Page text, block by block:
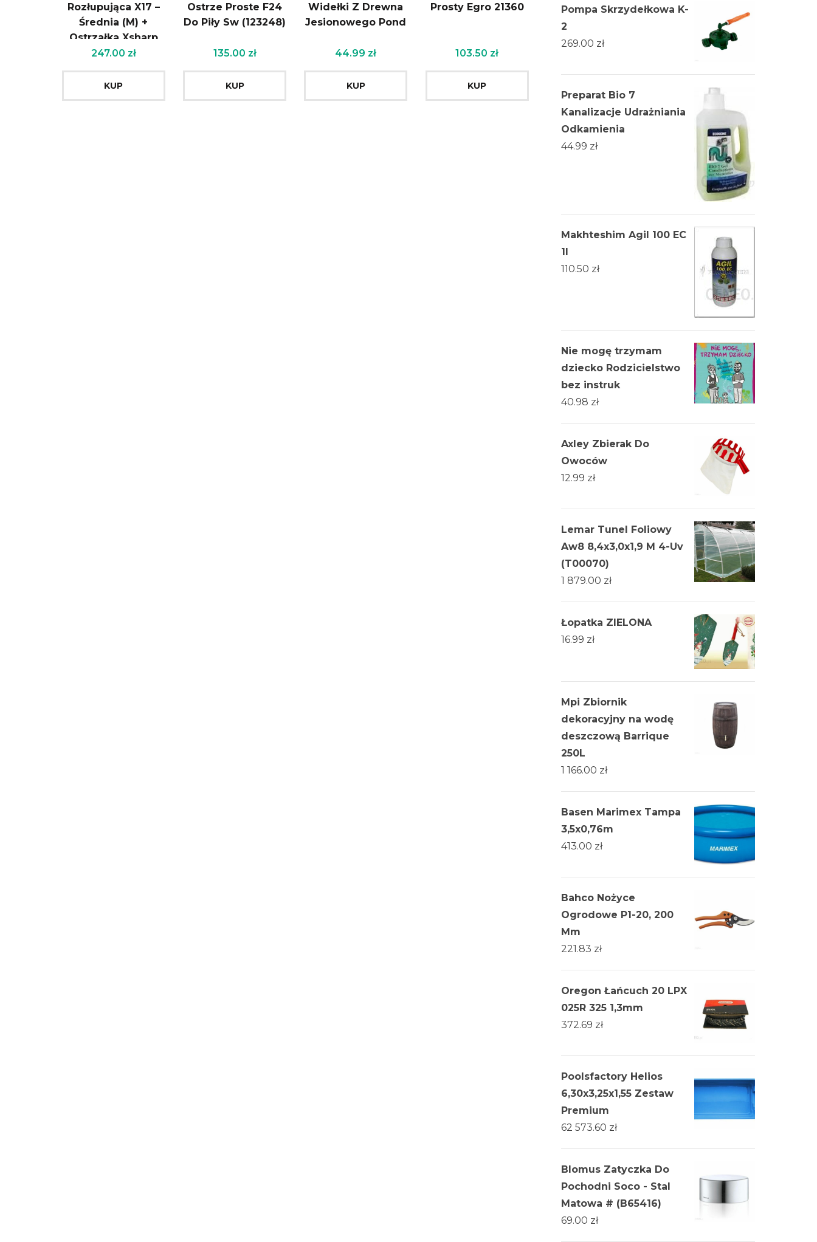
Rozłupująca X17 –
Średnia (M) +
Ostrzałka Xsharp
(122460+120740)
247.00 zł
KUP
Ostrze Proste F24
Do Piły Sw (123248)
135.00 zł
KUP
Widełki Z Drewna
Jesionowego Pond
44.99 zł
KUP
Prosty Egro 21360
103.50 zł
KUP
Pompa Skrzydełkowa K-
2
269.00 zł
Preparat Bio 7
Kanalizacje Udrażniania
Odkamienia
44.99 zł
Makhteshim Agil 100 EC
1l
110.50 zł
Nie mogę trzymam
dziecko Rodzicielstwo
bez instruk
40.98 zł
Axley Zbierak Do
Owoców
12.99 zł
Lemar Tunel Foliowy
Aw8 8,4x3,0x1,9 M 4-Uv
(T00070)
1 879.00 zł
Łopatka ZIELONA
16.99 zł
Mpi Zbiornik
dekoracyjny na wodę
deszczową Barrique
250L
1 166.00 zł
Basen Marimex Tampa
3,5x0,76m
413.00 zł
Bahco Nożyce
Ogrodowe P1-20, 200
Mm
221.83 zł
Oregon Łańcuch 20 LPX
025R 325 1,3mm
372.69 zł
Poolsfactory Helios
6,30x3,25x1,55 Zestaw
Premium
62 573.60 zł
Blomus Zatyczka Do
Pochodni Soco - Stal
Matowa # (B65416)
69.00 zł